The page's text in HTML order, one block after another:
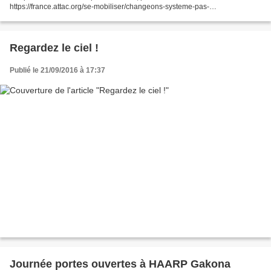
https://france.attac.org/se-mobiliser/changeons-systeme-pas-
pas-les-compenser...
Regardez le ciel !
Publié le 21/09/2016 à 17:37
Journée portes ouvertes à HAARP Gakona